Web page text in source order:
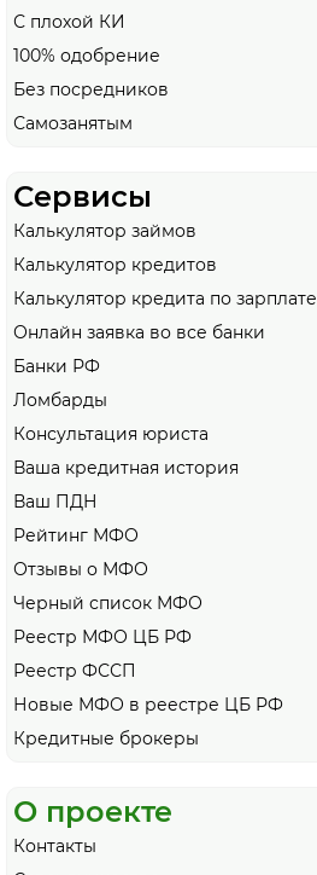
С плохой КИ
100% одобрение
Без посредников
Самозанятым
Сервисы
Калькулятор займов
Калькулятор кредитов
Калькулятор кредита по зарплате
Онлайн заявка во все банки
Банки РФ
Ломбарды
Консультация юриста
Ваша кредитная история
Ваш ПДН
Рейтинг МФО
Отзывы о МФО
Черный список МФО
Реестр МФО ЦБ РФ
Реестр ФССП
Новые МФО в реестре ЦБ РФ
Кредитные брокеры
О проекте
Контакты